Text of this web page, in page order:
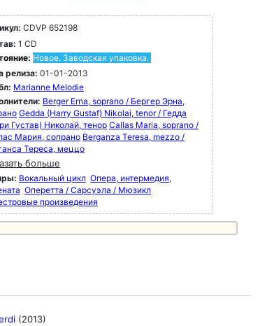
CDVP 652198
1 CD
Новое. Заводская упаковка.
релиза: 01-01-2013
Marianne Melodie
Berger Erna, soprano / Бергер Эрна,
Gedda (Harry Gustaf) Nikolai, tenor / Гедда
Густав) Николай, тенор Callas Maria, soprano /
Мария, сопрано Berganza Teresa, mezzo /
Тереса, меццо
больше
Вокальный цикл Опера, интермедия,
Оперетта / Сарсуэла / Мюзикл
произведения
(2013)